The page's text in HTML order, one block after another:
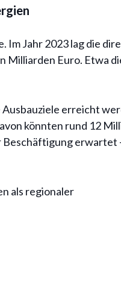
Jahr 2023 lag die
Milliarden Euro. Etwa
erreicht
könnten rund 12
Beschäftigung erwartet
als regionaler